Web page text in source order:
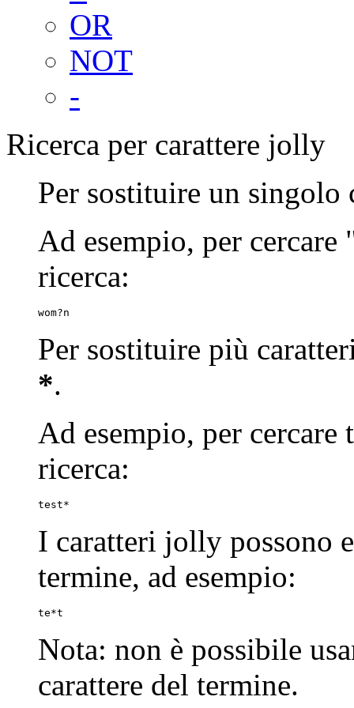
OR
NOT
-
Ricerca per carattere jolly
Per sostituire un
Ad esempio, per
ricerca:
wom?n
Per sostituire più
*.
Ad esempio, per cercare
ricerca:
test*
I caratteri jolly possono
termine, ad esempio:
te*t
Nota: non è possibile
carattere del termine.